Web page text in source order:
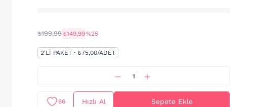
₺199,99 ₺149,99%25
2'LI PAKET · ₺75,00/ADET
66 Hızlı Al Sepete Ekle